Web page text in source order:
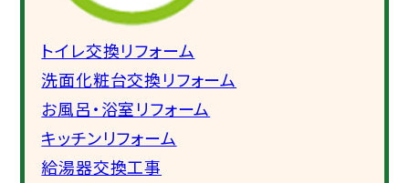
トイレ交換リフォーム
洗面化粧台交換リフォーム
お風呂・浴室リフォーム
キッチンリフォーム
給湯器交換工事